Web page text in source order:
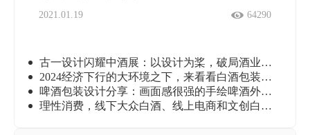
2021.01.19 64290
古一设计闪耀中酒展：以设计为桨，破局酒业新蓝海
2024经济下行的大环境之下，来看看白酒包装设计如何调整思路？
啤酒包装设计分享：画面感很强的手绘啤酒外包装设计。
理性消费，线下大众白酒、线上电商和文创白酒包装设计思路（下）